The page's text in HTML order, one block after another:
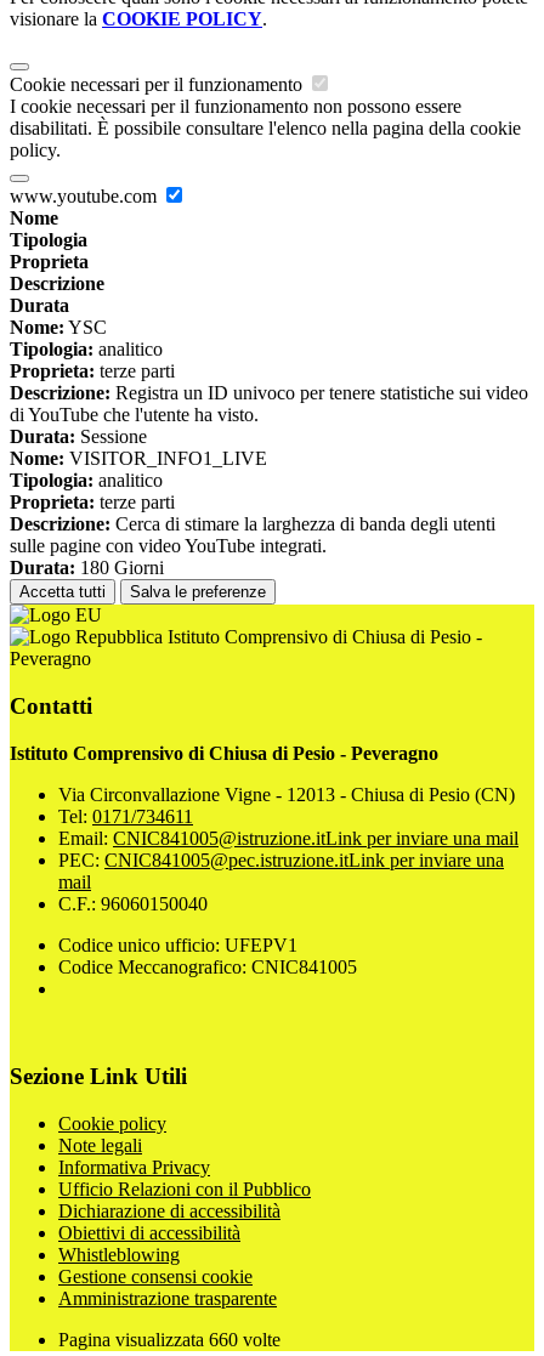
visionare la COOKIE POLICY.
Cookie necessari per il funzionamento
I cookie necessari per il funzionamento non possono essere
disabilitati. È possibile consultare l'elenco nella pagina della cookie
policy.
www.youtube.com
Nome
Tipologia
Proprieta
Descrizione
Durata
Nome: YSC
Tipologia: analitico
Proprieta: terze parti
Descrizione: Registra un ID univoco per tenere statistiche sui video
di YouTube che l'utente ha visto.
Durata: Sessione
Nome: VISITOR_INFO1_LIVE
Tipologia: analitico
Proprieta: terze parti
Descrizione: Cerca di stimare la larghezza di banda degli utenti
sulle pagine con video YouTube integrati.
Durata: 180 Giorni
Accetta tutti Salva le preferenze
Istituto Comprensivo di Chiusa di Pesio -
Peveragno
Contatti
Istituto Comprensivo di Chiusa di Pesio - Peveragno
Via Circonvallazione Vigne - 12013 - Chiusa di Pesio (CN)
Tel: 0171/734611
Email: CNIC841005@istruzione.itLink per inviare una mail
PEC: CNIC841005@pec.istruzione.itLink per inviare una
mail
C.F.: 96060150040
Codice unico ufficio: UFEPV1
Codice Meccanografico: CNIC841005
Sezione Link Utili
Cookie policy
Note legali
Informativa Privacy
Ufficio Relazioni con il Pubblico
Dichiarazione di accessibilità
Obiettivi di accessibilità
Whistleblowing
Gestione consensi cookie
Amministrazione trasparente
Pagina visualizzata 660 volte